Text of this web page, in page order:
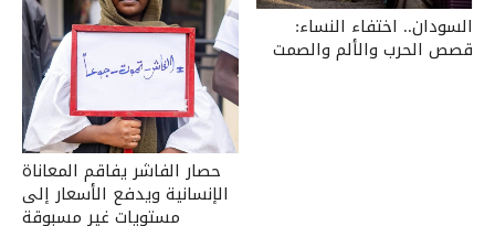
السودان.. اختفاء النساء:
قصص الحرب والألم والصمت
حصار الفاشر يفاقم المعاناة
الإنسانية ويدفع الأسعار إلى
مستويات غير مسبوقة